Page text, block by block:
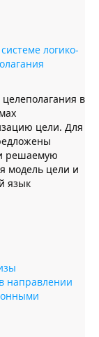
логико-
в
цели. Для
решаемую
модель цели и
язык
направлении